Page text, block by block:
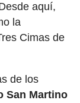
aquí,
la
Cimas de
de los
San Martino